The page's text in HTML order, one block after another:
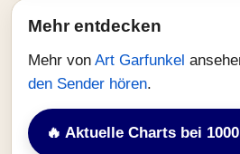
Mehr entdecken
Mehr von Art Garfunkel
den Sender hören.
🔥 Aktuelle Charts bei